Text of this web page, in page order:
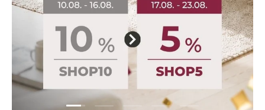
Folie laden 1 von 5
Folie laden 2 von 5
Folie laden 3 von 5
Folie laden 4 von 5
Folie laden 5